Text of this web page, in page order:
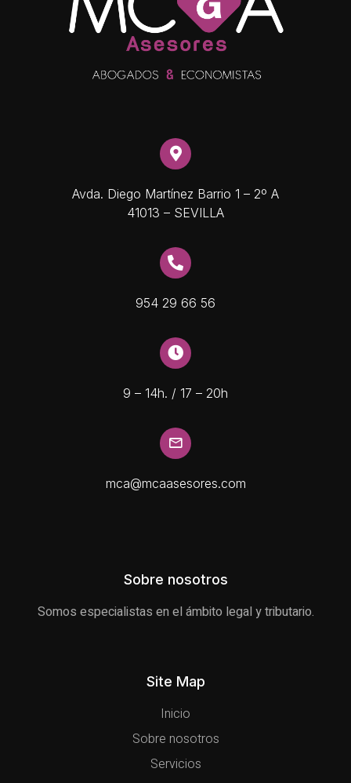
Avda. Diego Martínez Barrio 1 – 2º A
41013 – SEVILLA
954 29 66 56
9 – 14h. / 17 – 20h
mca@mcaasesores.com
Sobre nosotros
Somos especialistas en el ámbito legal y tributario.
Site Map
Inicio
Sobre nosotros
Servicios